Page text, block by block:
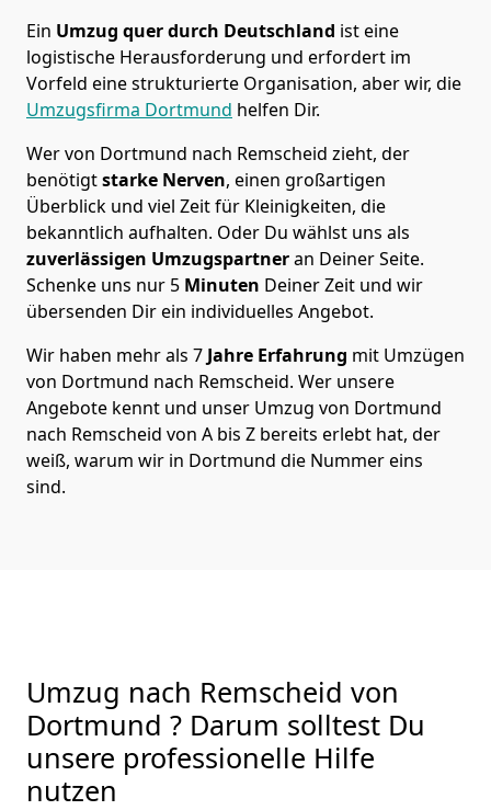
Ein Umzug quer durch Deutschland ist eine
logistische Herausforderung und erfordert im
Vorfeld eine strukturierte Organisation, aber wir, die
Umzugsfirma Dortmund helfen Dir.
Wer von Dortmund nach Remscheid zieht, der
benötigtstarke Nerven, einen großartigen
Überblick und viel Zeit für Kleinigkeiten, die
bekanntlich aufhalten. Oder Du wählst uns als
zuverlässigen Umzugspartneran Deiner Seite.
Schenke uns nur 5 Minuten Deiner Zeit und wir
übersenden Dir ein individuelles Angebot.
Wir haben mehr als 7 Jahre Erfahrung mit Umzügen
von Dortmund nach Remscheid. Wer unsere
Angebote kennt und unser Umzug von Dortmund
nach Remscheid von A bis Z bereits erlebt hat, der
weiß, warum wir in Dortmund die Nummer eins
sind.
Umzug nach Remscheid von
Dortmund ? Darum solltest Du
unsere professionelle Hilfe
nutzen